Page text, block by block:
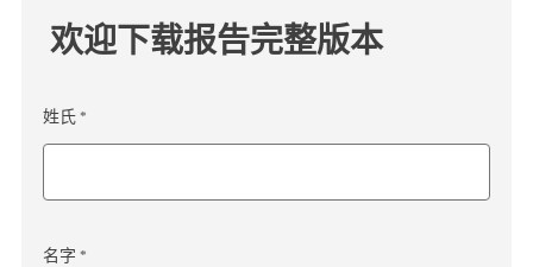
欢迎下载报告完整版本
姓氏 *
名字 *